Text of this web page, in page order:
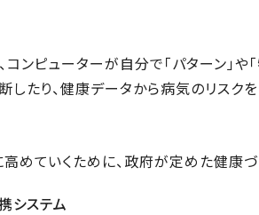
ンピューターが自分で「パターン」や
たり、健康データから病気のリスク
めていくために、政府が定めた健康づ
システム